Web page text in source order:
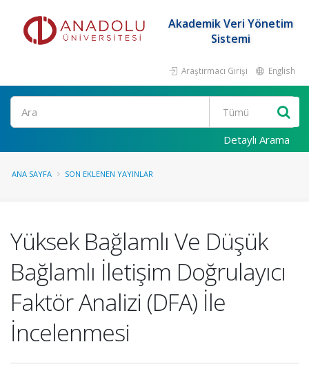
Akademik Veri Yönetim
Sistemi
Araştırmacı Girişi English
Ara
Detaylı Arama
ANA SAYFA SON EKLENEN YAYINLAR
Yüksek Bağlamlı Ve Düşük
Bağlamlı İletişim Doğrulayıcı
Faktör Analizi (DFA) İle
İncelenmesi